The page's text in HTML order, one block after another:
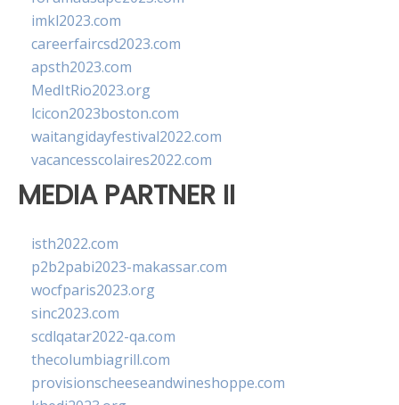
imkl2023.com
careerfaircsd2023.com
apsth2023.com
MedItRio2023.org
lcicon2023boston.com
waitangidayfestival2022.com
vacancesscolaires2022.com
MEDIA PARTNER II
isth2022.com
p2b2pabi2023-makassar.com
wocfparis2023.org
sinc2023.com
scdlqatar2022-qa.com
thecolumbiagrill.com
provisionscheeseandwineshoppe.com